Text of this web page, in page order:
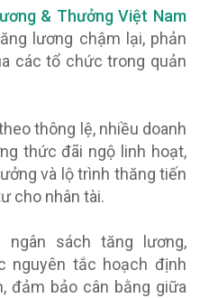
& Thưởng Việt Nam
lương chậm lại, phản
các tổ chức trong quản
thông lệ, nhiều doanh
thức đãi ngộ linh hoạt,
và lộ trình thăng tiến
cho nhân tài.
sách tăng lương,
nguyên tắc hoạch định
đảm bảo cân bằng giữa